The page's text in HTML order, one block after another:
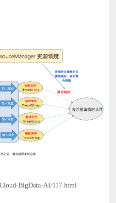
BigData-AI/117.html